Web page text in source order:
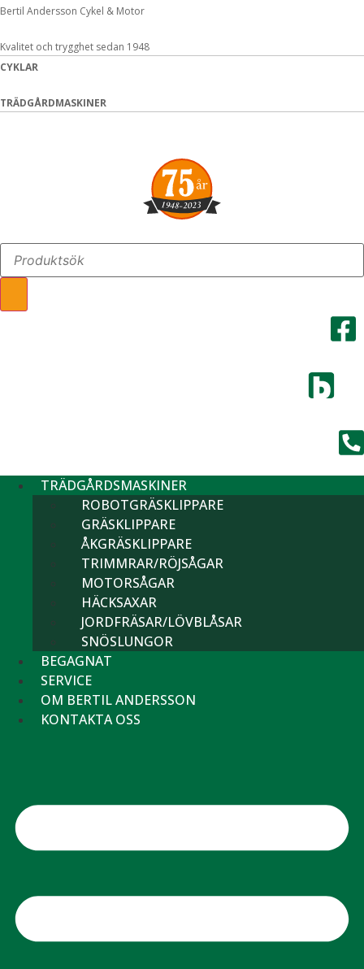
Hoppa
innehåll
Bertil Andersson Cykel & Motor
Kvalitet och trygghet sedan 1948
CYKLAR
TRÄDGÅRDMASKINER
Search
TRÄDGÅRDSMASKINER
ROBOTGRÄSKLIPPARE
GRÄSKLIPPARE
ÅKGRÄSKLIPPARE
TRIMMRAR/RÖJSÅGAR
MOTORSÅGAR
HÄCKSAXAR
JORDFRÄSAR/LÖVBLÅSAR
SNÖSLUNGOR
BEGAGNAT
SERVICE
OM BERTIL ANDERSSON
KONTAKTA OSS